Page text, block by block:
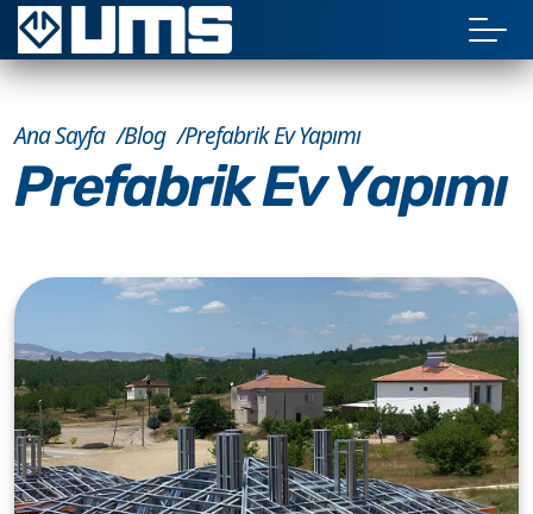
Ana Sayfa Blog Prefabrik Ev Yapımı
Prefabrik Ev Yapımı